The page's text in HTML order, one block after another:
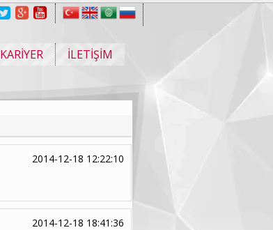
KARİYER İLETİŞİM
2014-12-18 12:22:10
2014-12-18 18:41:36